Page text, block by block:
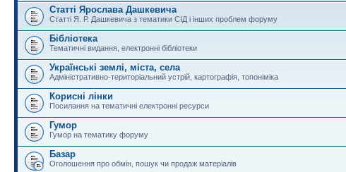
Статті Ярослава Дашкевича
Статті Я. Р. Дашкевича з тематики СІД і інших проблем форуму
Бібліотека
Тематичні видання, електронні бібліотеки
Українські землі, міста, села
Адміністративно-територіальний устрій, картографія, топоніміка
Корисні лінки
Посилання на тематичні електронні ресурси
Гумор
Гумор на тематику форуму
Базар
Оголошення про обмін, пошук чи продаж матеріалів